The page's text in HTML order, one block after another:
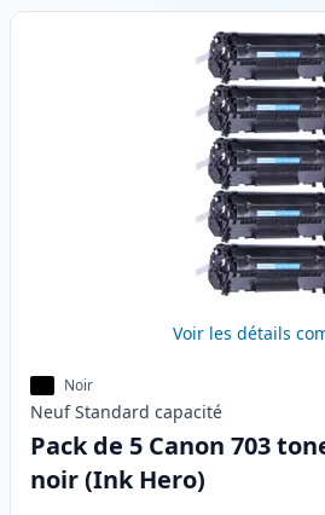
Produits
Voir les détails
Noir
Neuf Standard capacité
Pack de 5 Canon 703
noir (Ink Hero)